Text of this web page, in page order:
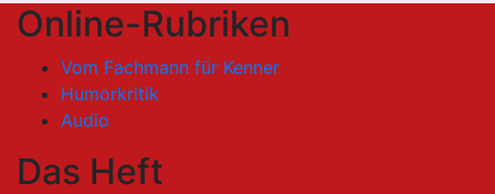
Online-Rubriken
Vom Fachmann für Kenner
Humorkritik
Audio
Das Heft